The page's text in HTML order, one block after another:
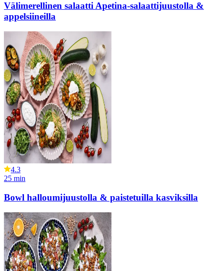
Välimerellinen salaatti Apetina-salaattijuustolla &
appelsiineilla
4.3
25 min
Bowl halloumijuustolla & paistetuilla kasviksilla